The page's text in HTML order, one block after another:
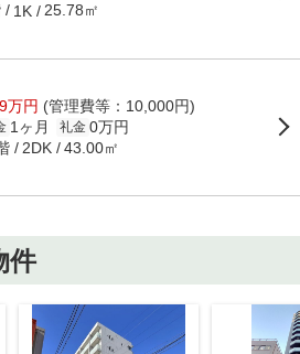
1K 25.78㎡
万円 (管理費等：10,000円)
1ヶ月 礼金 0万円
2DK 43.00㎡
件